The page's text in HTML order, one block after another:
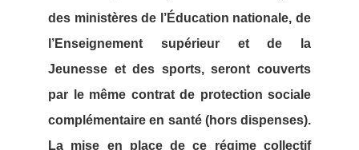
des ministères de l’Éducation nationale, de
l’Enseignement supérieur et de la
Jeunesse et des sports, seront couverts
par le même contrat de protection sociale
complémentaire en santé (hors dispenses).
La mise en place de ce régime collectif